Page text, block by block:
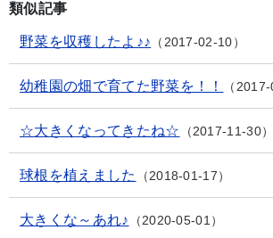
類似記事
野菜を収穫したよ♪♪ 2017-02-10
幼稚園の畑で育てた野菜を！！
☆大きくなってきたね☆ 2017-11-30
球根を植えました 2018-01-17
大きくな～あれ♪ 2020-05-01